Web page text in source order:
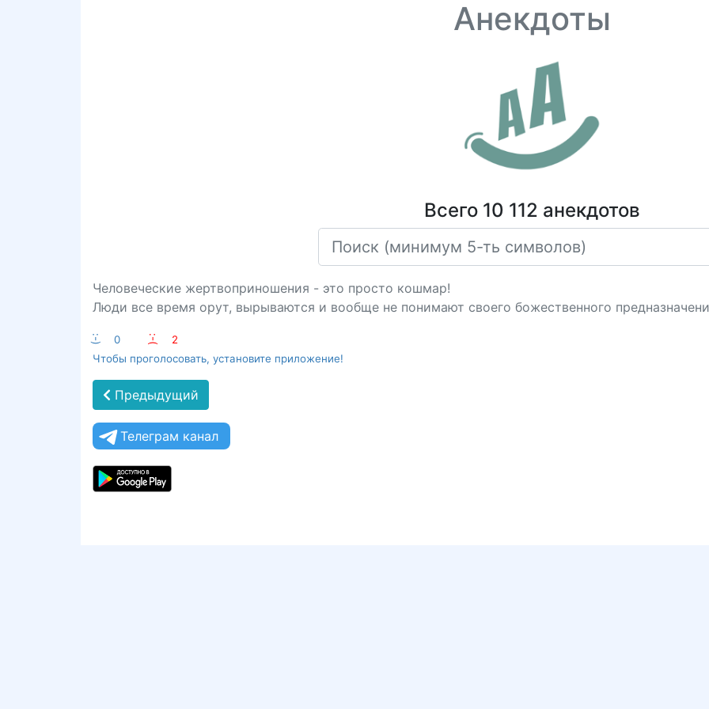
Анекдоты
Всего 10 112 анекдотов
Человеческие жертвоприношения - это просто кошмар!
Люди все время орут, вырываются и вообще не понимают своего божественного
:-) 0 :-(
2
Чтобы проголосовать, установите приложение!
Предыдущий
Телеграм канал